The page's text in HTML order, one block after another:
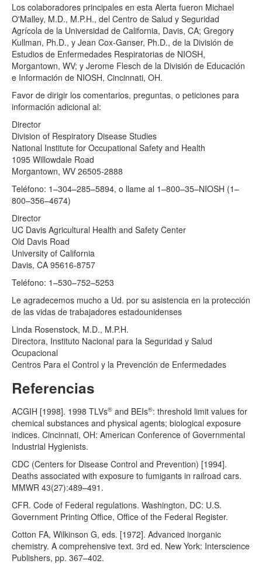
Los colaboradores principales en esta Alerta fueron Michael
O'Malley, M.D., M.P.H., del Centro de Salud y Seguridad
Agrícola de la Universidad de California, Davis, CA; Gregory
Kullman, Ph.D., y Jean Cox-Ganser, Ph.D., de la División de
Estudios de Enfermedades Respiratorias de NIOSH,
Morgantown, WV; y Jerome Flesch de la División de Educación
e Información de NIOSH, Cincinnati, OH.
Favor de dirigir los comentarios, preguntas, o peticiones para
información adicional al:
Director
Division of Respiratory Disease Studies
National Institute for Occupational Safety and Health
1095 Willowdale Road
Morgantown, WV 26505-2888
Teléfono: 1–304–285–5894, o llame al 1–800–35–NIOSH (1–
800–356–4674)
Director
UC Davis Agricultural Health and Safety Center
Old Davis Road
University of California
Davis, CA 95616-8757
Teléfono: 1–530–752–5253
Le agradecemos mucho a Ud. por su asistencia en la protección
de las vidas de trabajadores estadounidenses
Linda Rosenstock, M.D., M.P.H.
Directora, Instituto Nacional para la Seguridad y Salud
Ocupacional
Centros Para el Control y la Prevención de Enfermedades
Referencias
ACGIH [1998]. 1998 TLVs® and BEIs®: threshold limit values for
chemical substances and physical agents; biological exposure
indices. Cincinnati, OH: American Conference of Governmental
Industrial Hygienists.
CDC (Centers for Disease Control and Prevention) [1994].
Deaths associated with exposure to fumigants in railroad cars.
MMWR 43(27):489–491.
CFR. Code of Federal regulations. Washington, DC: U.S.
Government Printing Office, Office of the Federal Register.
Cotton FA, Wilkinson G, eds. [1972]. Advanced inorganic
chemistry. A comprehensive text. 3rd ed. New York: Interscience
Publishers, pp. 367–402.